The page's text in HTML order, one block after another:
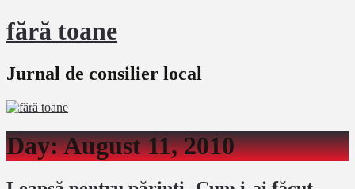
fără toane
Jurnal de consilier local
Day:August 11, 2010